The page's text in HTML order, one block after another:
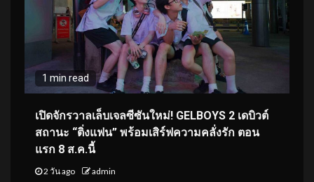
1 min read
เปิดจักรวาลเล็บเจลซีซันใหม่! GELBOYS 2 เดบิวต์
สถานะ “ติ่งแฟน” พร้อมเสิร์ฟความคลั่งรัก ตอน
แรก 8 ส.ค.นี้
2 วัน ago admin